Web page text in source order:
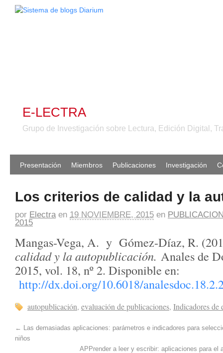
E-LECTRA
Grupo de Investigación sobre Lectura, Edición Digital,
Presentación Miembros Publicaciones Investigación
Los criterios de calidad y la
por Electra en 19 NOVIEMBRE, 2015 en
2015
Mangas-Vega, A. y Gómez-Díaz, R.
calidad y la autopublicación. Anales de
2015, vol. 18, nº 2. Disponible en:
http://dx.doi.org/10.6018/
autopublicación, evaluación de publicaciones, Indicadores de
←
Las demasiadas aplicaciones: parámetros e indicadores para
niños
APPrender a leer y escribir: aplicaciones para el